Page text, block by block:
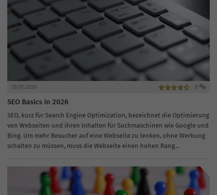
28.01.2026 0
SEO Basics in 2026
SEO, kurz für Search Engine Optimization, bezeichnet die Optimierung
von Webseiten und ihren Inhalten für Suchmaschinen wie Google und
Bing. Um mehr Besucher auf eine Webseite zu lenken, ohne Werbung
schalten zu müssen, muss die Webseite einen hohen Rang...